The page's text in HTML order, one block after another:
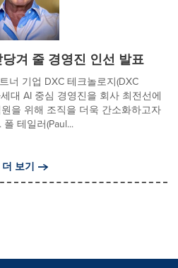
겨 줄 경영진 인선 발표
너 기업 DXC 테크놀로지(DXC
대 AI 중심 경영진을 회사 최전선에
을 위해 조직을 더욱 간소화하고자
테일러(Paul...
보기